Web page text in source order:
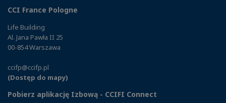
CCI France Pologne
Life Building
Al. Jana Pawła II 25
00-854 Warszawa
ccifp@ccifp.pl
(Dostęp do mapy)
Pobierz aplikację Izbową - CCIFI Connect